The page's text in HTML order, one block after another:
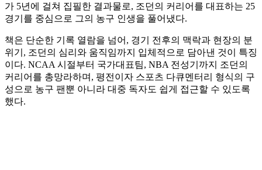
가 5년에 걸쳐 집필한 결과물로, 조던의 커리어를 대표하는 25
경기를 중심으로 그의 농구 인생을 풀어냈다.
책은 단순한 기록 열람을 넘어, 경기 전후의 맥락과 현장의 분
위기, 조던의 심리와 움직임까지 입체적으로 담아낸 것이 특징
이다. NCAA 시절부터 국가대표팀, NBA 전성기까지 조던의
커리어를 총망라하며, 평전이자 스포츠 다큐멘터리 형식의 구
성으로 농구 팬뿐 아니라 대중 독자도 쉽게 접근할 수 있도록
했다.